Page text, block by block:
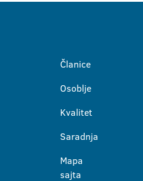
Članice
Osoblje
Kvalitet
Saradnja
Mapa
sajta